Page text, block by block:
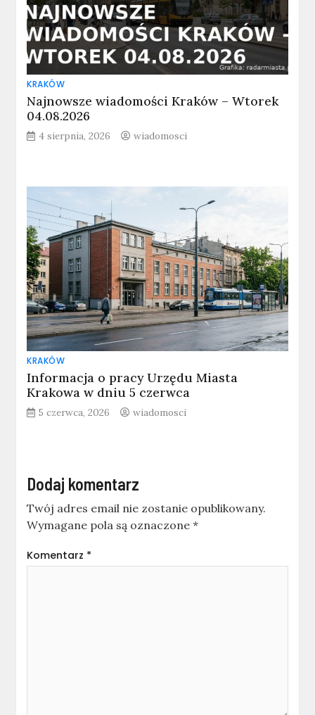
KRAKÓW
Najnowsze wiadomości Kraków – Wtorek
04.08.2026
4 sierpnia, 2026 wiadomosci
KRAKÓW
Informacja o pracy Urzędu Miasta
Krakowa w dniu 5 czerwca
5 czerwca, 2026 wiadomosci
Dodaj komentarz
Twój adres email nie zostanie opublikowany.
Wymagane pola są oznaczone*
Komentarz *